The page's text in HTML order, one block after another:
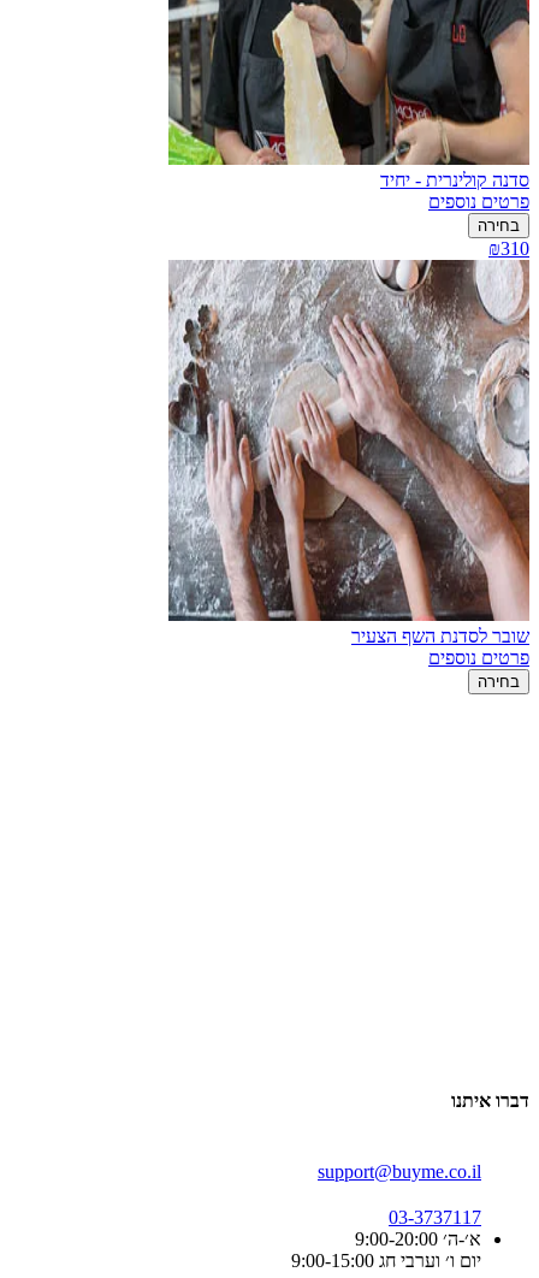
סדנה קולינרית - יחיד
פרטים נוספים
בחירה
₪310
שובר לסדנת השף הצעיר
פרטים נוספים
בחירה
דברו איתנו
support@buyme.co.il
03-3737117
א׳-ה׳ 9:00-20:00
יום ו׳ וערבי חג 9:00-15:00